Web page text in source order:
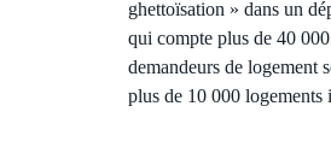
ghettoïsation » dans un
qui compte plus de 40 000
demandeurs de logement
plus de 10 000 logements